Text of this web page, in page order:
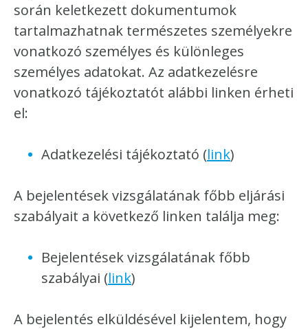
során keletkezett dokumentumok
tartalmazhatnak természetes személyekre
vonatkozó személyes és különleges
személyes adatokat. Az adatkezelésre
vonatkozó tájékoztatót alábbi linken érheti
el:
Adatkezelési tájékoztató (link)
A bejelentések vizsgálatának főbb eljárási
szabályait a következő linken találja meg:
Bejelentések vizsgálatának főbb
szabályai (link)
A bejelentés elküldésével kijelentem, hogy